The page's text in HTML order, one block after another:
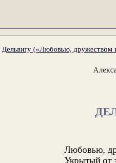
Дельвигу («Любовью, дружеством
Любовью,
Укрытый от